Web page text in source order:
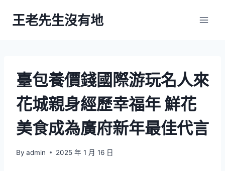
王老先生沒有地
臺包養價錢國際游玩名人來
花城親身經歷幸福年 鮮花
美食成為廣府新年最佳代言
By admin 2025 年 1 月 16 日